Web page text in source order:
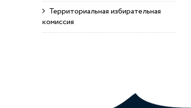
Территориальная избирательная
комиссия